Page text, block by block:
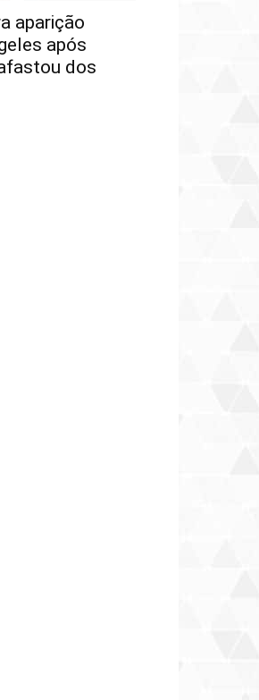
aparição
após
dos